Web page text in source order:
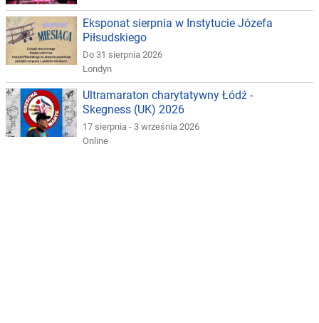
Eksponat sierpnia w Instytucie Józefa
Piłsudskiego
Do 31 sierpnia 2026
Londyn
Ultramaraton charytatywny Łódź -
Skegness (UK) 2026
17 sierpnia - 3 września 2026
Online